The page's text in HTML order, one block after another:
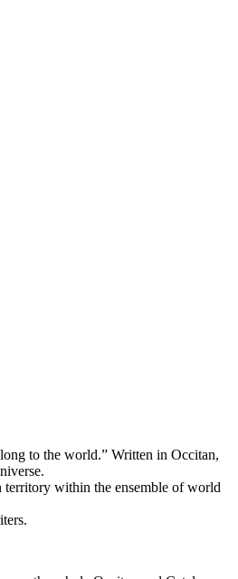
to the world.” Written in Occitan,
within the ensemble of world